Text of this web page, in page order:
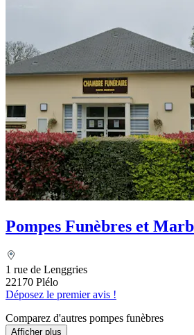
Pompes Funèbres et
1 rue de Lenggries
22170 Plélo
Déposez le premier avis !
Comparez d'autres pompes funèbres
Afficher plus